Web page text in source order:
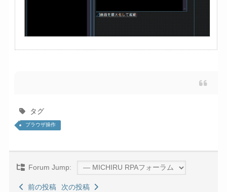
タグ
ブラウザ操作
Forum Jump:
前の投稿 次の投稿